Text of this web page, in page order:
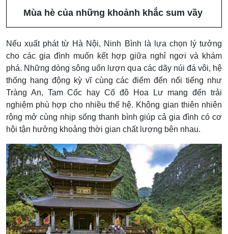
Mùa hè của những khoảnh khắc sum vầy
Nếu xuất phát từ Hà Nội, Ninh Bình là lựa chọn lý tưởng
cho các gia đình muốn kết hợp giữa nghỉ ngơi và khám
phá. Những dòng sông uốn lượn qua các dãy núi đá vôi, hệ
thống hang động kỳ vĩ cùng các điểm đến nổi tiếng như
Tràng An, Tam Cốc hay Cố đô Hoa Lư mang đến trải
nghiệm phù hợp cho nhiều thế hệ. Không gian thiên nhiên
rộng mở cùng nhịp sống thanh bình giúp cả gia đình có cơ
hội tận hưởng khoảng thời gian chất lượng bên nhau.